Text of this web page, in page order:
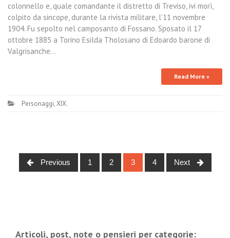
colonnello e, quale comandante il distretto di Treviso, ivi morì,
colpito da sincope, durante la rivista militare, l’11 novembre
1904. Fu sepolto nel camposanto di Fossano. Sposato il 17
ottobre 1885 a Torino Esilda Tholosano di Edoardo barone di
Valgrisanche…
Read More »
Personaggi,XIX.
Posts
navigation
Previous 1 2 3 4 Next
Articoli, post, note o pensieri per categorie: